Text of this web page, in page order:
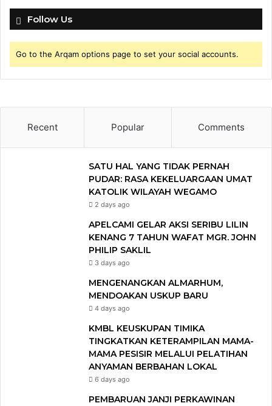
Follow Us
Go to the Arqam options page to set your social accounts.
Recent Popular Comments
SATU HAL YANG TIDAK PERNAH
PUDAR: RASA KEKELUARGAAN UMAT
KATOLIK WILAYAH WEGAMO
2 days ago
APELCAMI GELAR AKSI SERIBU LILIN
KENANG 7 TAHUN WAFAT MGR. JOHN
PHILIP SAKLIL
3 days ago
MENGENANGKAN ALMARHUM,
MENDOAKAN USKUP BARU
4 days ago
KMBL KEUSKUPAN TIMIKA
TINGKATKAN KETERAMPILAN MAMA-
MAMA PESISIR MELALUI PELATIHAN
ANYAMAN BERBAHAN LOKAL
6 days ago
PEMBARUAN JANJI PERKAWINAN